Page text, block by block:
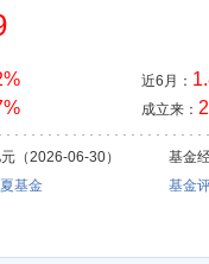
近6月：
成立来：
（2026-06-30） 基金
基金 基金